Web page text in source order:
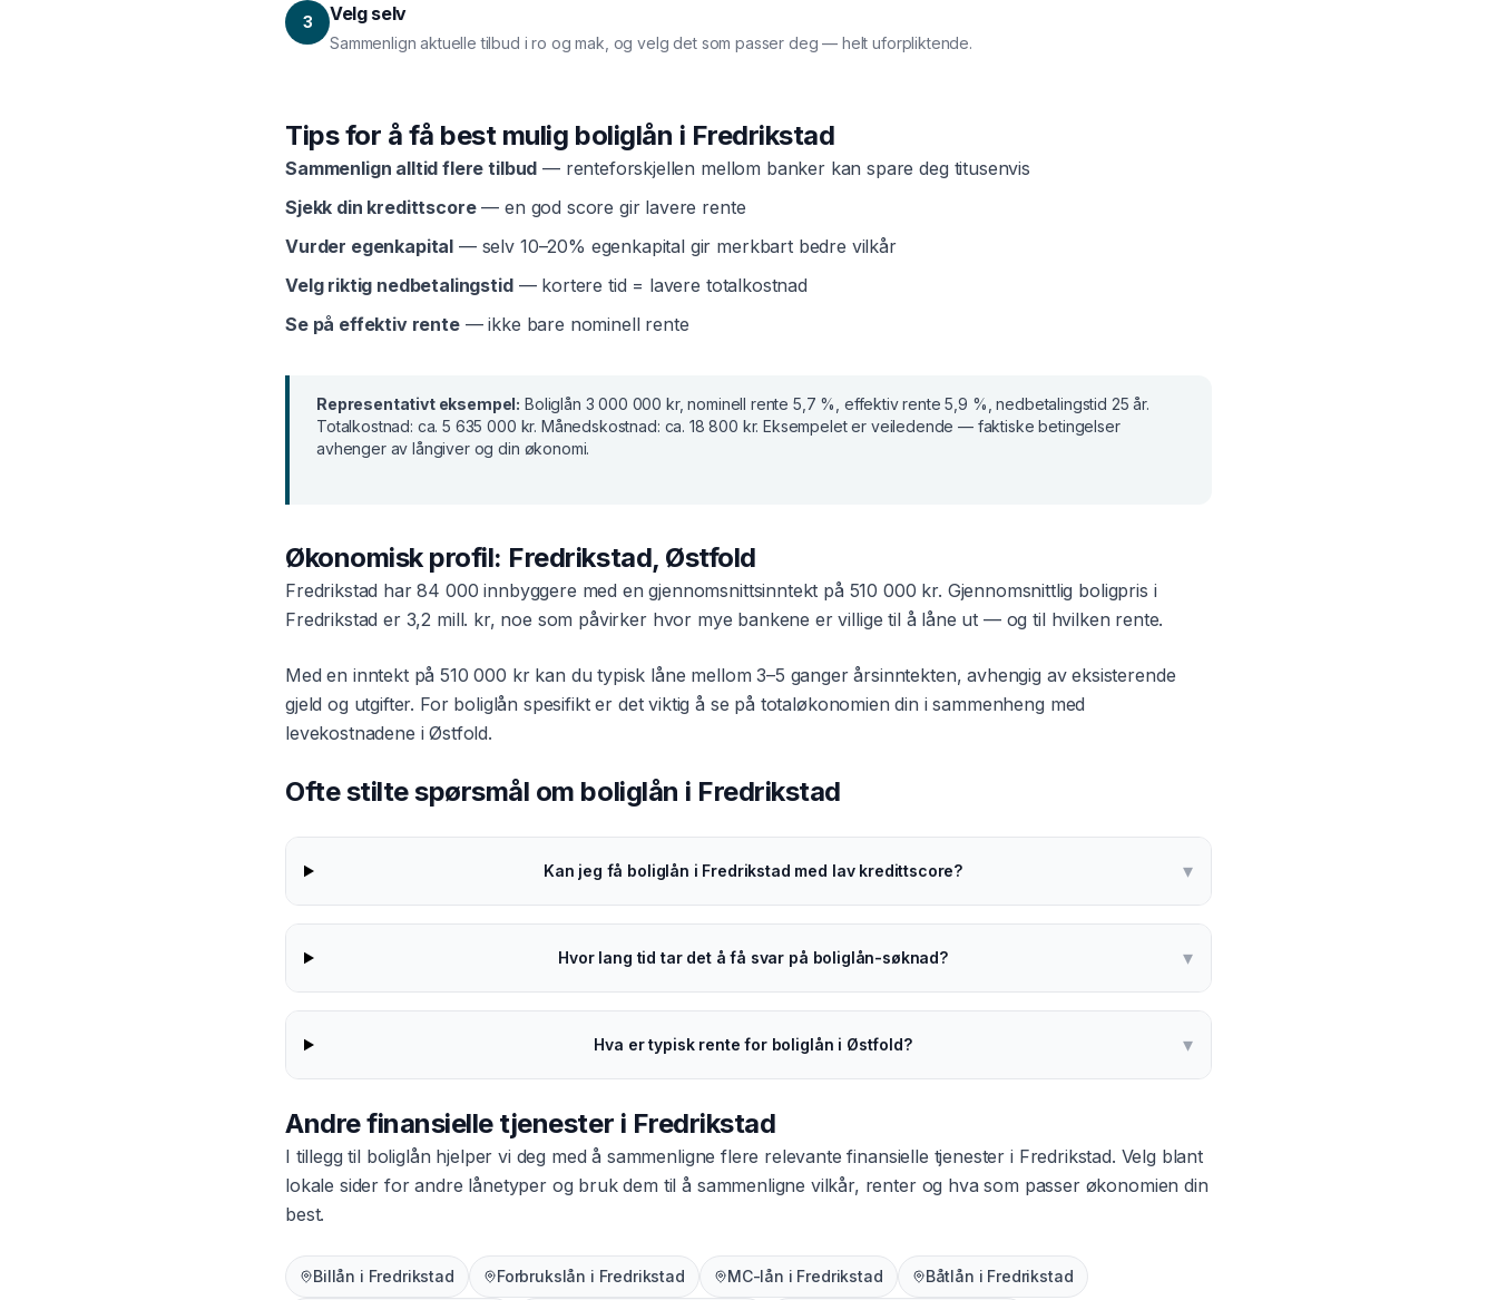
3 Velg selv
Sammenlign aktuelle tilbud i ro og mak, og velg det som passer deg — helt uforpliktende.
Tips for å få best mulig boliglån i Fredrikstad
Sammenlign alltid flere tilbud — renteforskjellen mellom banker kan spare deg titusenvis
Sjekk din kredittscore— en god score gir lavere rente
Vurder egenkapital — selv 10–20% egenkapital gir merkbart bedre vilkår
Velg riktig nedbetalingstid— kortere tid = lavere totalkostnad
Se på effektiv rente— ikke bare nominell rente
Representativt eksempel: Boliglån 3 000 000 kr, nominell rente 5,7 % , effektiv rente5,9 % , nedbetalingstid 25 år.
Totalkostnad: ca. 5 635 000 kr. Månedskostnad: ca. 18 800 kr. Eksempelet er veiledende — faktiske betingelser
avhenger av långiver og din økonomi.
Økonomisk profil: Fredrikstad, Østfold
Fredrikstad har84 000 innbyggere med en gjennomsnittsinntekt på 510 000 kr. Gjennomsnittlig boligpris i
Fredrikstad er 3,2 mill. kr, noe som påvirker hvor mye bankene er villige til å låne ut — og til hvilken rente.
Med en inntekt på510 000 krkan du typisk låne mellom 3–5 ganger årsinntekten, avhengig av eksisterende
gjeld og utgifter. For boliglån spesifikt er det viktig å se på totaløkonomien din i sammenheng med
levekostnadene iØstfold.
Ofte stilte spørsmål om boliglån i Fredrikstad
Kan jeg få boliglån i Fredrikstad med lav kredittscore? ▾
Hvor lang tid tar det å få svar på boliglån-søknad? ▾
Hva er typisk rente for boliglån i Østfold? ▾
Andre finansielle tjenester i Fredrikstad
I tillegg til boliglån hjelper vi deg med å sammenligne flere relevante finansielle tjenester i Fredrikstad. Velg blant
lokale sider for andre lånetyper og bruk dem til å sammenligne vilkår, renter og hva som passer økonomien din
best.
Billån i Fredrikstad Forbrukslån i Fredrikstad MC-lån i Fredrikstad Båtlån i Fredrikstad